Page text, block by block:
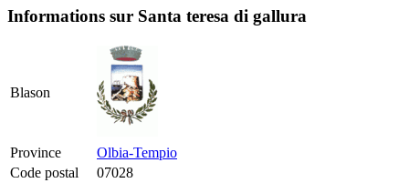
Informations sur Santa teresa di gallura
Blason
Province
Olbia-Tempio
Code postal
07028